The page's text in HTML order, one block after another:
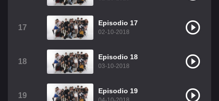
17
Episodio 17
02-10-2018
18
Episodio 18
03-10-2018
19
Episodio 19